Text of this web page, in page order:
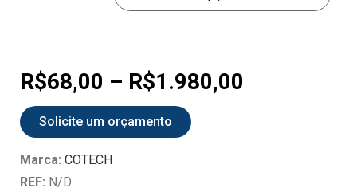
R$68,00 – R$1.980,00
Solicite um orçamento
Marca: COTECH
REF: N/D